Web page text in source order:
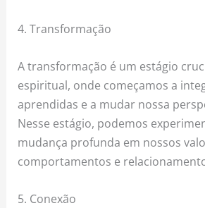
4. Transformação
A transformação é um estágio
espiritual, onde começamos a
aprendidas e a mudar nossa
Nesse estágio, podemos
mudança profunda em nossos
comportamentos e
5. Conexão